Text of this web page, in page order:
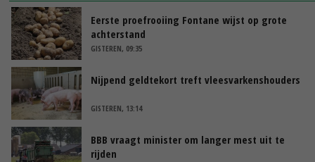
Eerste proefrooiing Fontane wijst op grote
achterstand
GISTEREN, 09:35
Nijpend geldtekort treft vleesvarkenshouders
GISTEREN, 13:14
BBB vraagt minister om langer mest uit te
rijden